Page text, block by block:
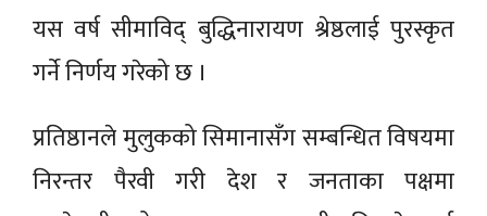
यस वर्ष सीमाविद् बुद्धिनारायण श्रेष्ठलाई पुरस्कृत
गर्ने निर्णय गरेको छ ।
प्रतिष्ठानले मुलुकको सिमानासँग सम्बन्धित विषयमा
निरन्तर पैरवी गरी देश र जनताका पक्षमा